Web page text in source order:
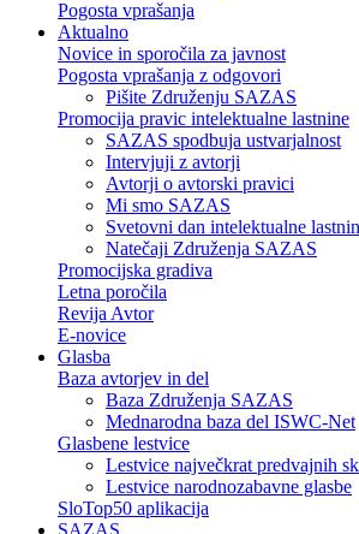
Pogosta vprašanja
Aktualno
Novice in sporočila za javnost
Pogosta vprašanja z odgovori
Pišite Združenju SAZAS
Promocija pravic intelektualne lastnine
SAZAS spodbuja ustvarjalnost
Intervjuji z avtorji
Avtorji o avtorski pravici
Mi smo SAZAS
Svetovni dan intelektualne
Natečaji Združenja SAZAS
Promocijska gradiva
Letna poročila
Revija Avtor
E-novice
Glasba
Baza avtorjev in del
Baza Združenja SAZAS
Mednarodna baza del ISWC-Net
Glasbene lestvice
Lestvice največkrat predvajnih
Lestvice narodnozabavne glasbe
SloTop50 aplikacija
SAZAS